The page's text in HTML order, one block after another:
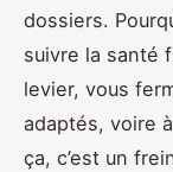
dossiers.
suivre la santé
levier, vous
adaptés, voire
ça, c’est un